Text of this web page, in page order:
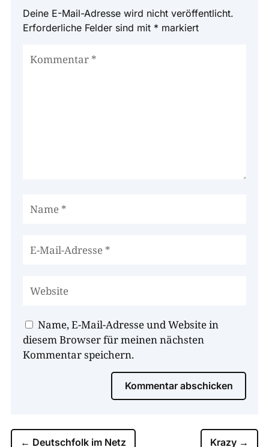
Deine E-Mail-Adresse wird nicht veröffentlicht.
Erforderliche Felder sind mit * markiert
Name, E-Mail-Adresse und Website in
diesem Browser für meinen nächsten
Kommentar speichern.
Kommentar abschicken
← Deutschfolk im Netz Krazy →